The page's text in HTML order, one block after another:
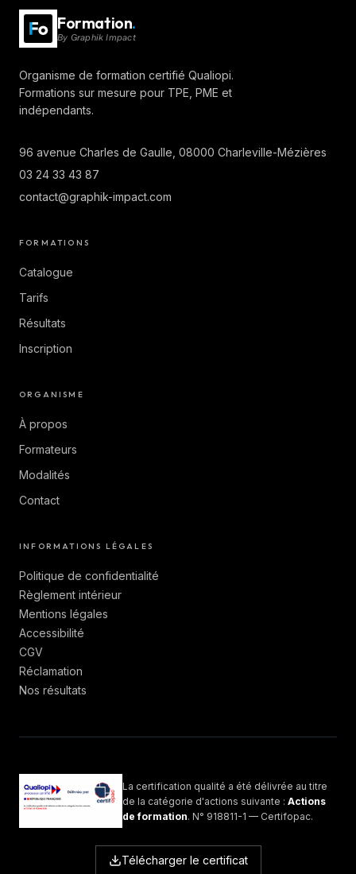
Formation.
By Graphik Impact
Organisme de formation certifié Qualiopi.
Formations sur mesure pour TPE, PME et
indépendants.
96 avenue Charles de Gaulle , 08000 Charleville-Mézières
03 24 33 43 87
contact@graphik-impact.com
FORMATIONS
Catalogue
Tarifs
Résultats
Inscription
ORGANISME
À propos
Formateurs
Modalités
Contact
INFORMATIONS LÉGALES
Politique de confidentialité
Règlement intérieur
Mentions légales
Accessibilité
CGV
Réclamation
Nos résultats
La certification qualité a été délivrée au titre
de la catégorie d'actions suivante : Actions
de formation. N° 918811-1 — Certifopac.
Télécharger le certificat